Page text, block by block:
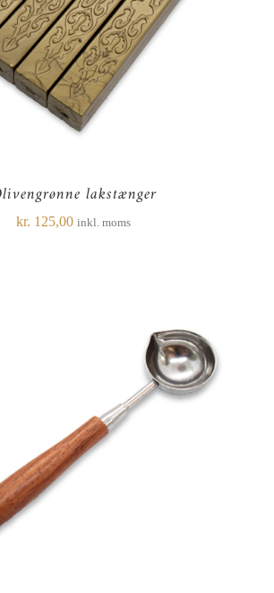
lakstænger
kr. 125,00 inkl. moms